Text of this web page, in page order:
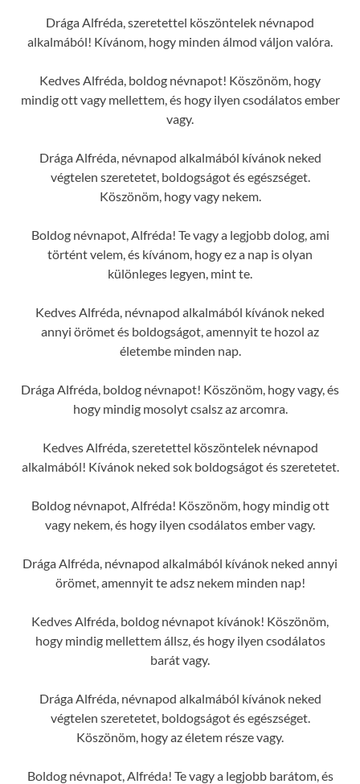
Drága Alfréda, szeretettel köszöntelek névnapod
alkalmából! Kívánom, hogy minden álmod váljon valóra.
Kedves Alfréda, boldog névnapot! Köszönöm, hogy
mindig ott vagy mellettem, és hogy ilyen csodálatos ember
vagy.
Drága Alfréda, névnapod alkalmából kívánok neked
végtelen szeretetet, boldogságot és egészséget.
Köszönöm, hogy vagy nekem.
Boldog névnapot, Alfréda! Te vagy a legjobb dolog, ami
történt velem, és kívánom, hogy ez a nap is olyan
különleges legyen, mint te.
Kedves Alfréda, névnapod alkalmából kívánok neked
annyi örömet és boldogságot, amennyit te hozol az
életembe minden nap.
Drága Alfréda, boldog névnapot! Köszönöm, hogy vagy, és
hogy mindig mosolyt csalsz az arcomra.
Kedves Alfréda, szeretettel köszöntelek névnapod
alkalmából! Kívánok neked sok boldogságot és szeretetet.
Boldog névnapot, Alfréda! Köszönöm, hogy mindig ott
vagy nekem, és hogy ilyen csodálatos ember vagy.
Drága Alfréda, névnapod alkalmából kívánok neked annyi
örömet, amennyit te adsz nekem minden nap!
Kedves Alfréda, boldog névnapot kívánok! Köszönöm,
hogy mindig mellettem állsz, és hogy ilyen csodálatos
barát vagy.
Drága Alfréda, névnapod alkalmából kívánok neked
végtelen szeretetet, boldogságot és egészséget.
Köszönöm, hogy az életem része vagy.
Boldog névnapot, Alfréda! Te vagy a legjobb barátom, és